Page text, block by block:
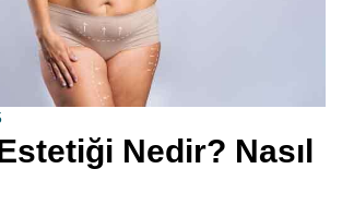
Nedir? Nasıl